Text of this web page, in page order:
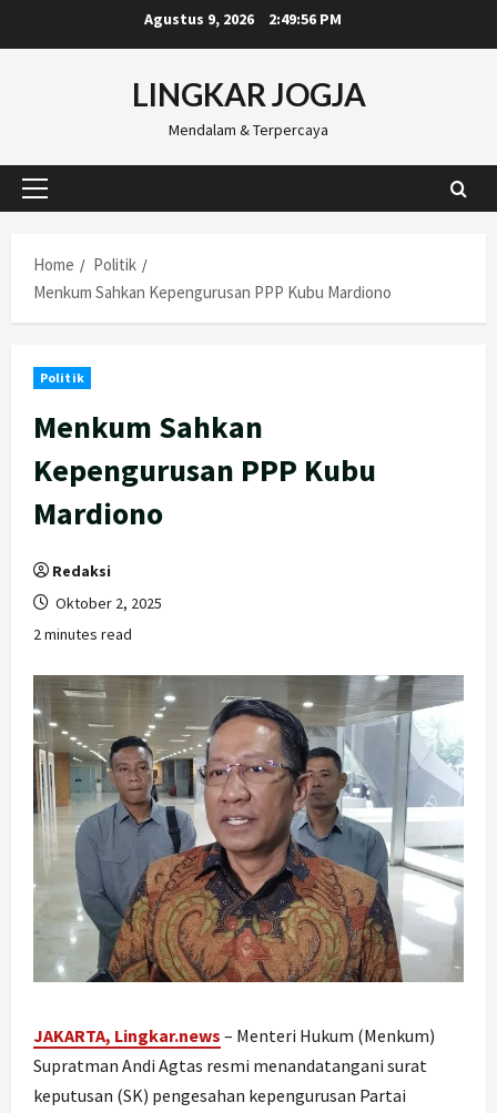
to
Agustus 9, 2026 2:49:58 PM
LINGKAR JOGJA
Mendalam & Terpercaya
Primary
Home
Politik
Menkum Sahkan Kepengurusan PPP Kubu Mardiono
Politik
Menkum Sahkan
Kepengurusan PPP Kubu
Mardiono
Redaksi
Oktober 2, 2025
2 minutes read
JAKARTA, Lingkar.news – Menteri Hukum (Menkum)
Supratman Andi Agtas resmi menandatangani surat
keputusan (SK) pengesahan kepengurusan Partai